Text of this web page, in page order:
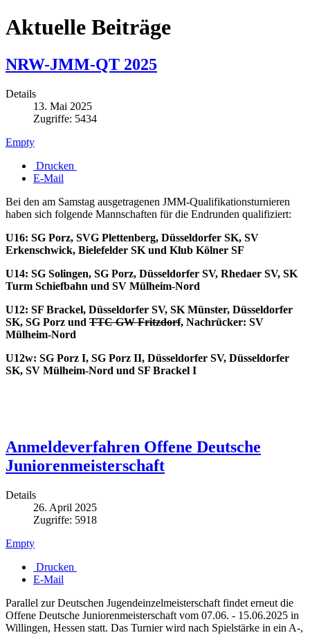
Aktuelle Beiträge
NRW-JMM-QT 2025
Details
13. Mai 2025
Zugriffe: 5434
Empty
Drucken
E-Mail
Bei den am Samstag ausgetragenen JMM-Qualifikationsturnieren
haben sich folgende Mannschaften für die Endrunden qualifiziert:
U16: SG Porz, SVG Plettenberg, Düsseldorfer SK, SV
Erkenschwick, Bielefelder SK und Klub Kölner SF
U14: SG Solingen, SG Porz, Düsseldorfer SV, Rhedaer SV, SK
Turm Schiefbahn und SV Mülheim-Nord
U12: SF Brackel, Düsseldorfer SV, SK Münster, Düsseldorfer
SK, SG Porz und TTC GW Fritzdorf, Nachrücker: SV
Mülheim-Nord
U12w: SG Porz I, SG Porz II, Düsseldorfer SV, Düsseldorfer
SK, SV Mülheim-Nord und SF Brackel I
Anmeldeverfahren Offene Deutsche
Juniorenmeisterschaft
Details
26. April 2025
Zugriffe: 5918
Empty
Drucken
E-Mail
Parallel zur Deutschen Jugendeinzelmeisterschaft findet erneut die
Offene Deutsche Juniorenmeisterschaft vom 07.06. - 15.06.2025 in
Willingen, Hessen statt. Das Turnier wird nach Spielstärke in ein A-,